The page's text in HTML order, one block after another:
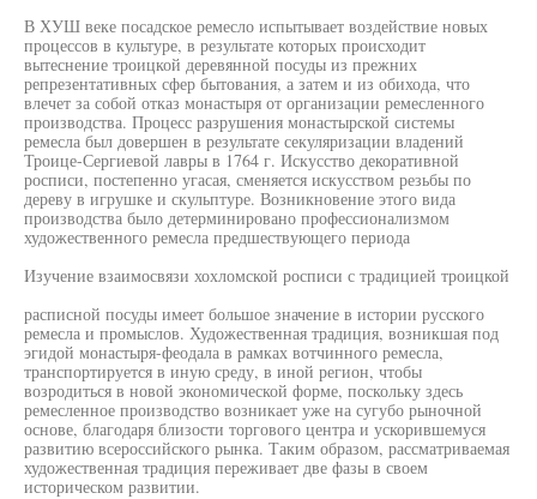
В ХУШ веке посадское ремесло испытывает воздействие новых
процессов в культуре, в результате которых происходит
вытеснение троицкой деревянной посуды из прежних
репрезентативных сфер бытования, а затем и из обихода, что
влечет за собой отказ монастыря от организации ремесленного
производства. Процесс разрушения монастырской системы
ремесла был довершен в результате секуляризации владений
Троице-Сергиевой лавры в 1764 г. Искусство декоративной
росписи, постепенно угасая, сменяется искусством резьбы по
дереву в игрушке и скульптуре. Возникновение этого вида
производства было детерминировано профессионализмом
художественного ремесла предшествующего периода
Изучение взаимосвязи хохломской росписи с традицией троицкой
расписной посуды имеет большое значение в истории русского
ремесла и промыслов. Художественная традиция, возникшая под
эгидой монастыря-феодала в рамках вотчинного ремесла,
транспортируется в иную среду, в иной регион, чтобы
возродиться в новой экономической форме, поскольку здесь
ремесленное производство возникает уже на сугубо рыночной
основе, благодаря близости торгового центра и ускорившемуся
развитию всероссийского рынка. Таким образом, рассматриваемая
художественная традиция переживает две фазы в своем
историческом развитии.